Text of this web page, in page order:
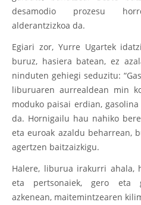
desamodio prozesu
alderantzizkoa da.
Egiari zor, Yurre Ugartek
buruz, hasiera batean, ez
ninduten gehiegi seduzitu:
liburuaren aurrealdean min
moduko paisai erdian,
da. Hornigailu hau nahiko
eta euroak azaldu beharrean,
agertzen baitzaizkigu.
Halere, liburua irakurri ahala,
eta pertsonaiek, gero eta
azkenean, maitemintzearen